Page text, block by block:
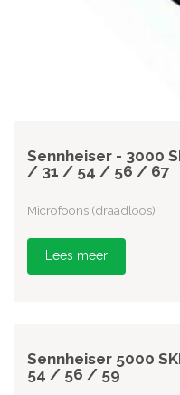
Sennheiser - 3000
/ 31 / 54 / 56 / 67
Microfoons (draadloos)
Lees meer
Sennheiser 5000
54 / 56 / 59